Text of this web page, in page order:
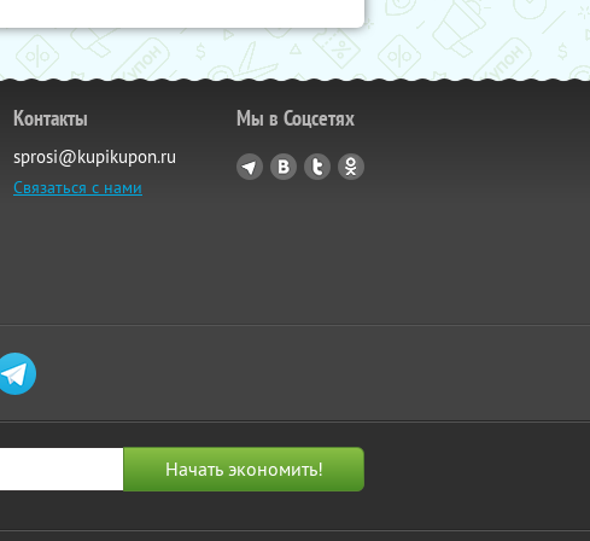
Контакты
sprosi@kupikupon.ru
Связаться с нами
Мы в Соцсетях